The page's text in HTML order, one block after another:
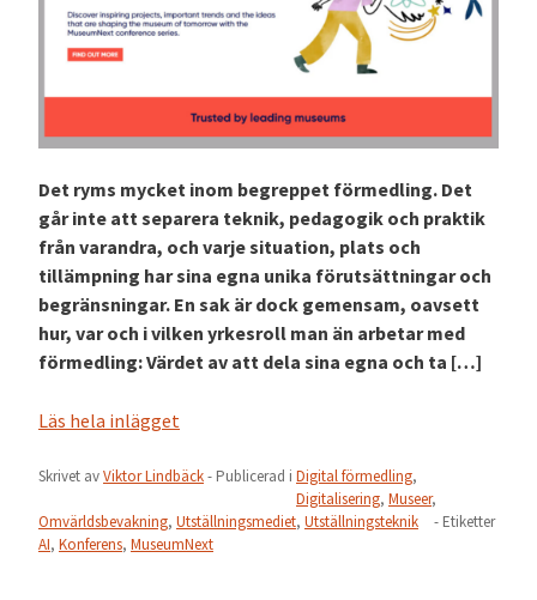
Det ryms mycket inom begreppet förmedling. Det
går inte att separera teknik, pedagogik och praktik
från varandra, och varje situation, plats och
tillämpning har sina egna unika förutsättningar och
begränsningar. En sak är dock gemensam, oavsett
hur, var och i vilken yrkesroll man än arbetar med
förmedling: Värdet av att dela sina egna och ta […]
Läs hela inlägget
Skrivet avViktor Lindbäck- Publicerad i Digital förmedling,
Digitalisering, Museer,
Omvärldsbevakning, Utställningsmediet, Utställningsteknik
- Etiketter
AI, Konferens, MuseumNext